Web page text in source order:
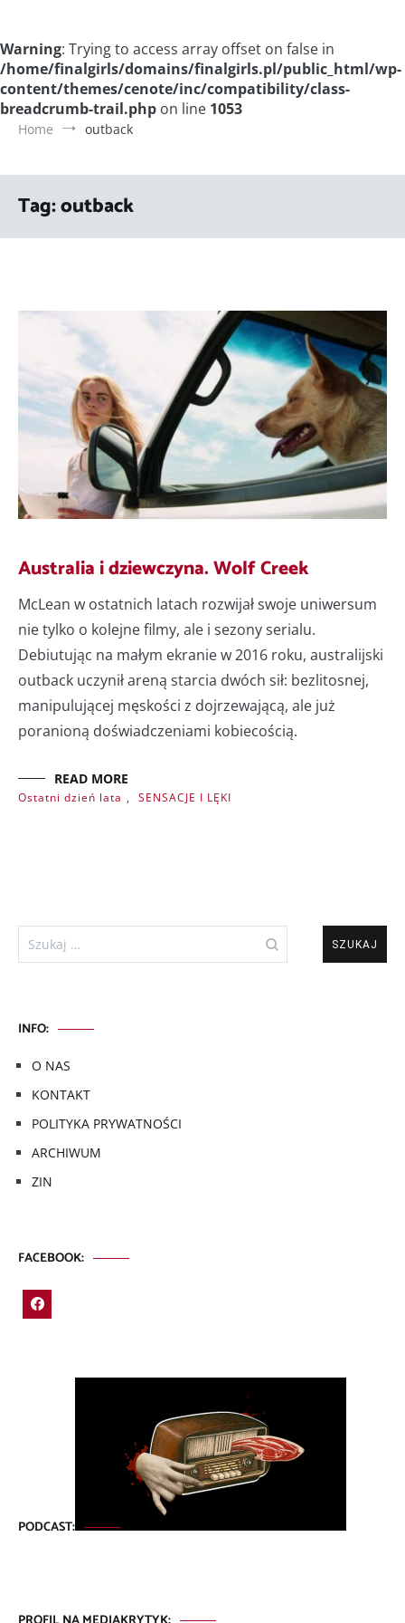
Warning: Trying to access array offset on false in
/home/finalgirls/domains/finalgirls.pl/public_html/wp-
content/themes/cenote/inc/compatibility/class-
breadcrumb-trail.php on line 1053
Home outback
Tag:outback
Australia i dziewczyna. Wolf Creek
McLean w ostatnich latach rozwijał swoje uniwersum
nie tylko o kolejne filmy, ale i sezony serialu.
Debiutując na małym ekranie w 2016 roku, australijski
outback uczynił areną starcia dwóch sił: bezlitosnej,
manipulującej męskości z dojrzewającą, ale już
poranioną doświadczeniami kobiecością.
READ MORE
Ostatni dzień lata , SENSACJE I LĘKI
Szukaj:
INFO:
O NAS
KONTAKT
POLITYKA PRYWATNOŚCI
ARCHIWUM
ZIN
FACEBOOK:
PODCAST: